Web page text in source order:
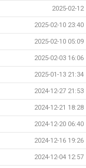
2025-02-12
2025-02-10 23:40
2025-02-10 05:09
2025-02-03 16:06
2025-01-13 21:34
2024-12-27 21:53
2024-12-21 18:28
2024-12-20 06:40
2024-12-16 19:26
2024-12-04 12:57